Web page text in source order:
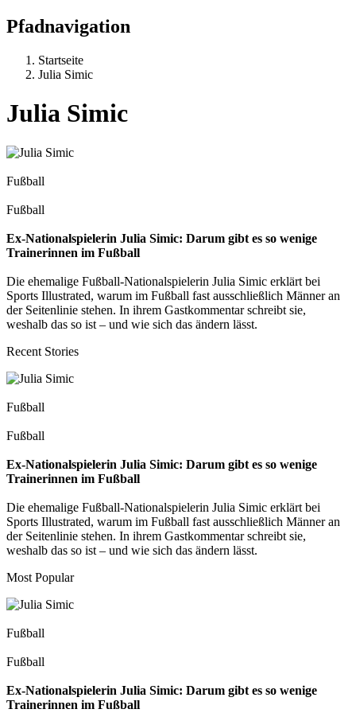
Pfadnavigation
Startseite
Julia Simic
Julia Simic
Fußball
Fußball
Ex-Nationalspielerin Julia Simic: Darum gibt es so wenige
Trainerinnen im Fußball
Die ehemalige Fußball-Nationalspielerin Julia Simic erklärt bei
Sports Illustrated, warum im Fußball fast ausschließlich Männer an
der Seitenlinie stehen. In ihrem Gastkommentar schreibt sie,
weshalb das so ist – und wie sich das ändern lässt.
Recent Stories
Fußball
Fußball
Ex-Nationalspielerin Julia Simic: Darum gibt es so wenige
Trainerinnen im Fußball
Die ehemalige Fußball-Nationalspielerin Julia Simic erklärt bei
Sports Illustrated, warum im Fußball fast ausschließlich Männer an
der Seitenlinie stehen. In ihrem Gastkommentar schreibt sie,
weshalb das so ist – und wie sich das ändern lässt.
Most Popular
Fußball
Fußball
Ex-Nationalspielerin Julia Simic: Darum gibt es so wenige
Trainerinnen im Fußball